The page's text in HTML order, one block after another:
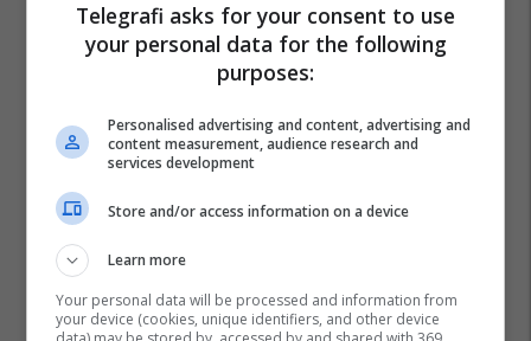
Telegrafi asks for your consent to use
your personal data for the following
purposes:
Personalised advertising and content, advertising and
content measurement, audience research and
services development
Store and/or access information on a device
Learn more
Your personal data will be processed and information from
your device (cookies, unique identifiers, and other device